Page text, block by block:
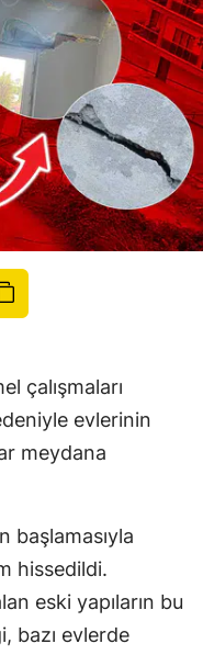
çalışmaları
evlerinin
meydana
başlamasıyla
hissedildi.
eski yapıların bu
bazı evlerde